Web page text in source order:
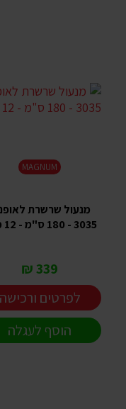
MAGNUM
מנעול שרשרת
3035 - 180 ס"מ - 12 מ"מ
339 ₪
לפרטים ורכישה
הוסף לעגלה